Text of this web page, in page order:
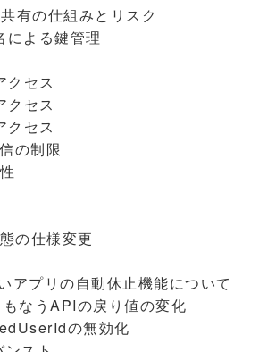
有の仕組みとリスク
よる鍵管理
セス
セス
セス
の制限
の仕様変更
プリの自動休止機能について
なうAPIの戻り値の変化
の無効化